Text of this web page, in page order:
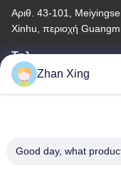
Αριθ. 43-101,
Xinhu, περιοχή
Τηλ.
86-0755-29932659
Καλή ποιότητα της
Zhan Xing
Good day, what